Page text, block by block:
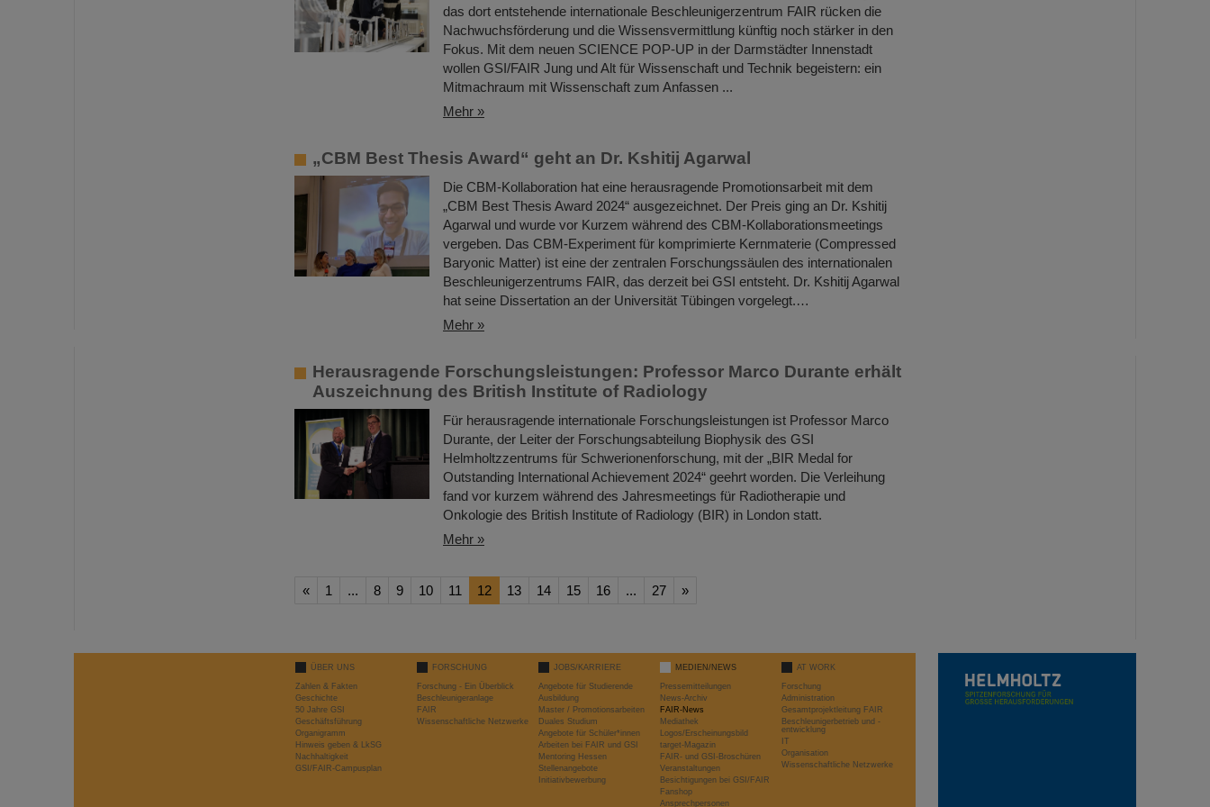
das dort entstehende internationale Beschleunigerzentrum FAIR rücken die
Nachwuchsförderung und die Wissensvermittlung künftig noch stärker in den
Fokus. Mit dem neuen SCIENCE POP-UP in der Darmstädter Innenstadt
wollen GSI/FAIR Jung und Alt für Wissenschaft und Technik begeistern: ein
Mitmachraum mit Wissenschaft zum Anfassen ...
Mehr »
„CBM Best Thesis Award“ geht an Dr. Kshitij Agarwal
Die CBM-Kollaboration hat eine herausragende Promotionsarbeit mit dem
„CBM Best Thesis Award 2024“ ausgezeichnet. Der Preis ging an Dr. Kshitij
Agarwal und wurde vor Kurzem während des CBM-Kollaborationsmeetings
vergeben. Das CBM-Experiment für komprimierte Kernmaterie (Compressed
Baryonic Matter) ist eine der zentralen Forschungssäulen des internationalen
Beschleunigerzentrums FAIR, das derzeit bei GSI entsteht. Dr. Kshitij Agarwal
hat seine Dissertation an der Universität Tübingen vorgelegt.…
Mehr »
Herausragende Forschungsleistungen: Professor Marco Durante erhält
Auszeichnung des British Institute of Radiology
Für herausragende internationale Forschungsleistungen ist Professor Marco
Durante, der Leiter der Forschungsabteilung Biophysik des GSI
Helmholtzzentrums für Schwerionenforschung, mit der „BIR Medal for
Outstanding International Achievement 2024“ geehrt worden. Die Verleihung
fand vor kurzem während des Jahresmeetings für Radiotherapie und
Onkologie des British Institute of Radiology (BIR) in London statt.
Mehr »
« 1 ... 8 9 10 11 12 13 14 15 16 ... 27 »
ÜBER UNS
Zahlen & Fakten
Geschichte
50 Jahre GSI
Geschäftsführung
Organigramm
Hinweis geben & LkSG
Nachhaltigkeit
GSI/FAIR-Campusplan
FORSCHUNG
Forschung - Ein Überblick
Beschleunigeranlage
FAIR
Wissenschaftliche Netzwerke
JOBS/KARRIERE
Angebote für Studierende
Ausbildung
Master / Promotionsarbeiten
Duales Studium
Angebote für Schüler*innen
Arbeiten bei FAIR und GSI
Mentoring Hessen
Stellenangebote
Initiativbewerbung
MEDIEN/NEWS
Pressemitteilungen
News-Archiv
FAIR-News
Mediathek
Logos/Erscheinungsbild
target-Magazin
FAIR- und GSI-Broschüren
Veranstaltungen
Besichtigungen bei GSI/FAIR
Fanshop
Ansprechpersonen
AT WORK
Forschung
Administration
Gesamtprojektleitung FAIR
Beschleunigerbetrieb und -
entwicklung
IT
Organisation
Wissenschaftliche Netzwerke